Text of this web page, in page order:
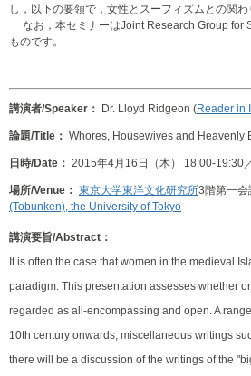
し，以下の要領で，女性とスーフィズムとの関
なお，本セミナーはJoint Research Group for
ものです。
講演者/Speaker： Dr. Lloyd Ridgeon (Reader in
論題/Title： Whores, Housewives and Heavenly
日時/Date： 2015年4月16日（木） 18:00-19:30
場所/Venue： 東京大学東洋文化研究所3階第一
(Tobunken), the University of Tokyo
講演要旨/Abstract：
It is often the case that women in the medieval
paradigm. This presentation assesses whether
regarded as all-encompassing and open. A
10th century onwards; miscellaneous writings
there will be a discussion of the writings of the